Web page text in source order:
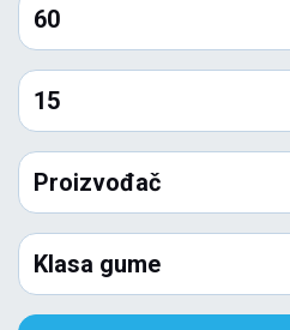
60
15
Proizvođač
Klasa gume